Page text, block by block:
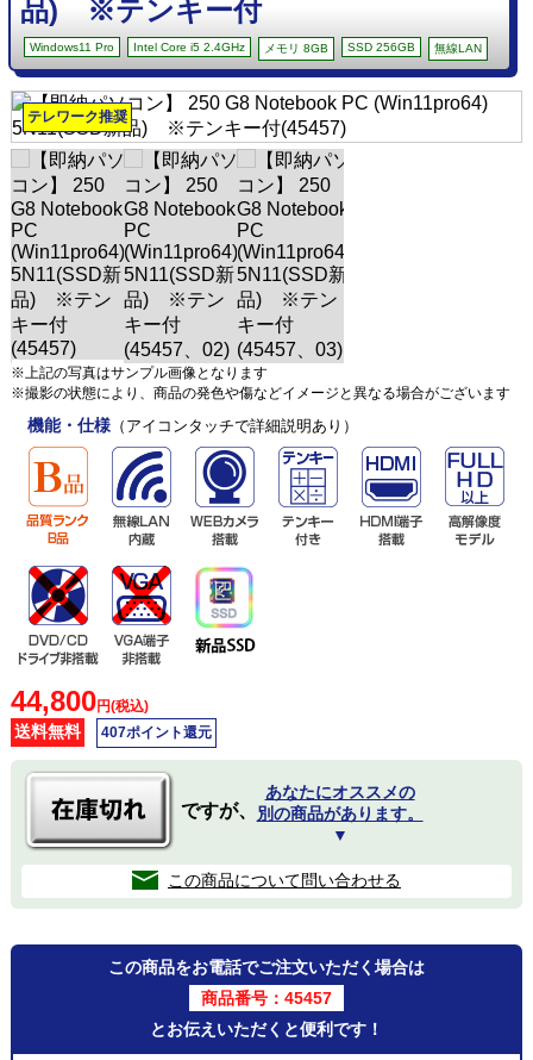
品) ※テンキー付
Windows11 Pro Intel Core i5 2.4GHz メモリ 8GB SSD 256GB 無線LAN
テレワーク推奨
※上記の写真はサンプル画像となります
※撮影の状態により、商品の発色や傷などイメージと異なる場合がございます
機能・仕様（アイコンタッチで詳細説明あり）
44,800円(税込)
送料無料 407ポイント還元
ですが、
あなたにオススメの
別の商品があります。
▼
この商品について問い合わせる
この商品をお電話でご注文いただく場合は
商品番号：45457
とお伝えいただくと便利です！